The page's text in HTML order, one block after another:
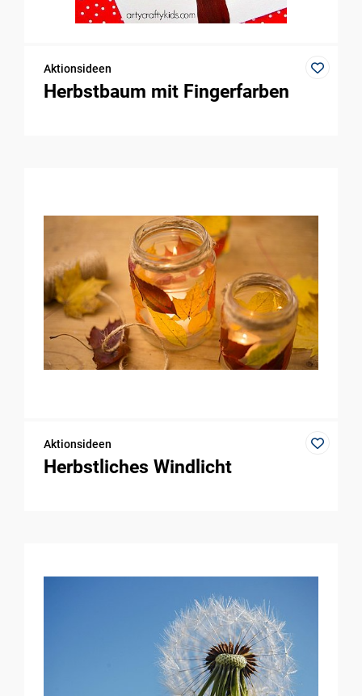
Aktionsideen
Herbstbaum mit Fingerfarben
Aktionsideen
Herbstliches Windlicht